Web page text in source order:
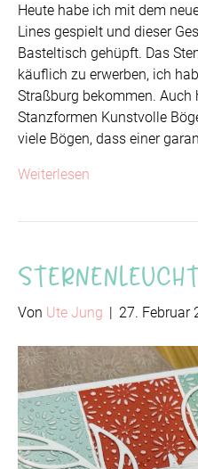
Heute habe ich mit dem
Lines gespielt und dieser
Basteltisch gehüpft. Das
käuflich zu erwerben, ich
Straßburg bekommen. Auch
Stanzformen Kunstvolle
viele Bögen, dass einer
Weiterlesen
Von Ute Jung | 27. Februar